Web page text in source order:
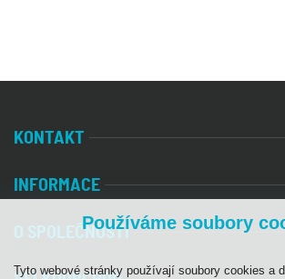
KONTAKT
INFORMACE
O SPOLEČNOSTI
Používáme soubory
Tyto webové stránky používají soubory cookies a